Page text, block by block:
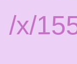
/x/